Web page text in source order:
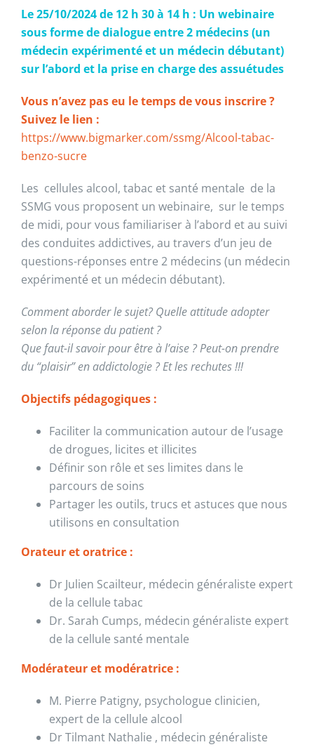
Le 25/10/2024 de 12 h 30 à 14 h : Un webinaire
sous forme de dialogue entre 2 médecins (un
médecin expérimenté et un médecin débutant)
sur l’abord et la prise en charge des assuétudes
Vous n’avez pas eu le temps de vous inscrire ?
Suivez le lien :
https://www.bigmarker.com/ssmg/Alcool-tabac-
benzo-sucre
Les cellules alcool, tabac et santé mentale de la
SSMG vous proposent un webinaire, sur le temps
de midi, pour vous familiariser à l’abord et au suivi
des conduites addictives, au travers d’un jeu de
questions-réponses entre 2 médecins (un médecin
expérimenté et un médecin débutant).
Comment aborder le sujet? Quelle attitude adopter
selon la réponse du patient ?
Que faut-il savoir pour être à l’aise ? Peut-on prendre
du “plaisir” en addictologie ? Et les rechutes !!!
Objectifs pédagogiques :
Faciliter la communication autour de l’usage
de drogues, licites et illicites
Définir son rôle et ses limites dans le
parcours de soins
Partager les outils, trucs et astuces que nous
utilisons en consultation
Orateur et oratrice :
Dr Julien Scailteur, médecin généraliste expert
de la cellule tabac
Dr. Sarah Cumps, médecin généraliste expert
de la cellule santé mentale
Modérateur et modératrice :
M. Pierre Patigny, psychologue clinicien,
expert de la cellule alcool
Dr Tilmant Nathalie , médecin généraliste